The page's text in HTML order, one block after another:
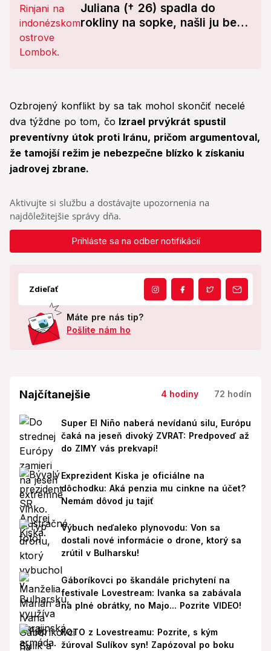
Juliana († 26) spadla do
rokliny na sopke, našli ju bez
Ozbrojený konflikt by sa tak mohol skončiť necelé
dva týždne po tom, čo Izrael prvýkrát spustil
preventívny útok proti Iránu, pričom argumentoval,
že tamojší režim je nebezpečne blízko k získaniu
jadrovej zbrane.
Aktivujte si službu a dostávajte upozornenia na
najdôležitejšie správy dňa.
Prihláste sa na odber notifikácií
Zdieľať
Máte pre nás tip?
Pošlite nám ho
Najčítanejšie 4 hodiny 72 hodín
Super El Niño naberá nevídanú silu, Európu
čaká na jeseň divoký ZVRAT: Predpoveď až
do ZIMY vás prekvapí!
Exprezident Kiska je oficiálne na
dôchodku: Aká penzia mu cinkne na účet?
Nemám dôvod ju tajiť
Výbuch neďaleko plynovodu: Von sa
dostali nové informácie o drone, ktorý sa
zrútil v Bulharsku!
Gáboríkovci po škandále prichytení na
festivale Lovestream: Ivanka sa zabávala
na plné obrátky, no Majo... Pozrite VIDEO!
FOTO z Lovestreamu: Pozrite, s kým
žúroval Sulíkov syn! Zapózoval po boku